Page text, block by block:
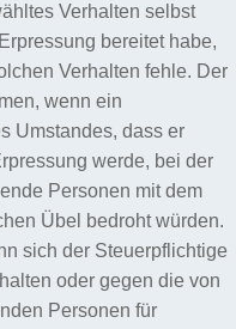
Verhalten selbst
bereitet habe,
Verhalten fehle. Der
wenn ein
Umstandes, dass er
werde, bei der
Personen mit dem
Übel bedroht würden.
sich der Steuerpflichtige
oder gegen die von
Personen für